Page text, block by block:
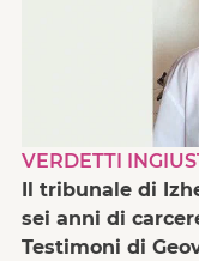
VERDETTI
Il tribunale di
sei anni di
Testimoni di